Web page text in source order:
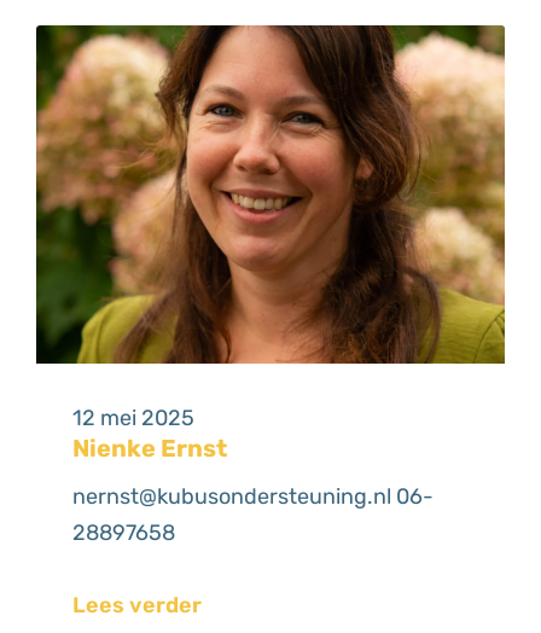
12 mei 2025
Nienke Ernst
nernst@kubusondersteuning.nl 06-
28897658
Lees verder